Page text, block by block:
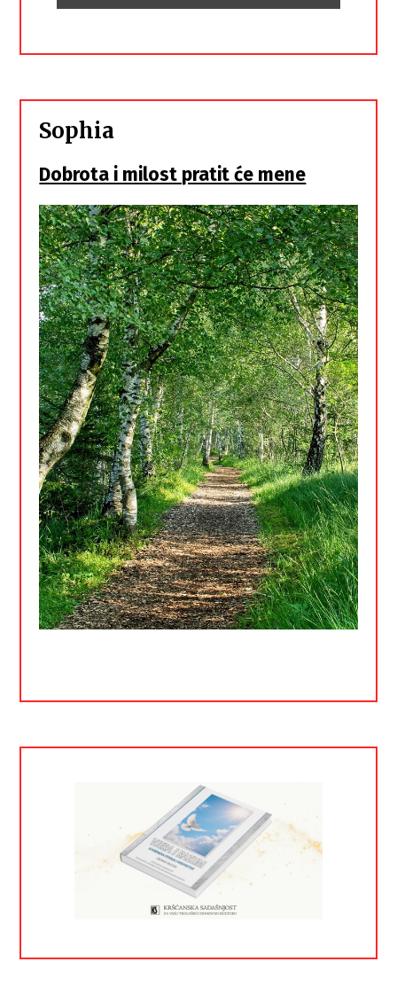
Sophia
Dobrota i milost pratit će mene